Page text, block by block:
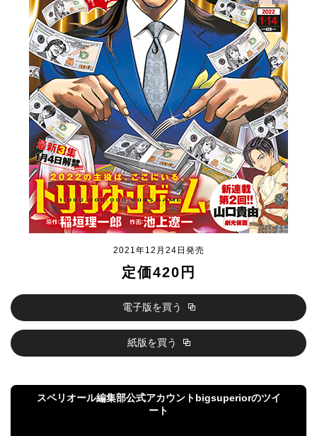
2021年12月24日発売
定価420円
電子版を買う
紙版を買う
スペリオール編集部公式アカウントbigsuperiorのツイ
ート